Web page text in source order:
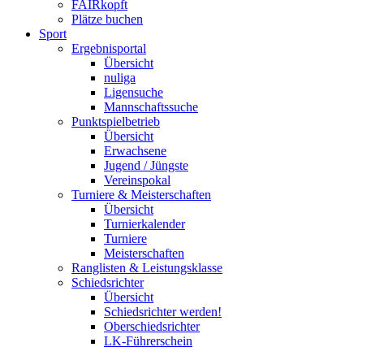
FAIRkopft
Plätze buchen
Sport
Ergebnisportal
Übersicht
nuliga
Ligensuche
Mannschaftssuche
Punktspielbetrieb
Übersicht
Erwachsene
Jugend / Jüngste
Vereinspokal
Turniere & Meisterschaften
Übersicht
Turnierkalender
Turniere
Meisterschaften
Ranglisten & Leistungsklasse
Schiedsrichter
Übersicht
Schiedsrichter werden!
Oberschiedsrichter
LK-Führerschein